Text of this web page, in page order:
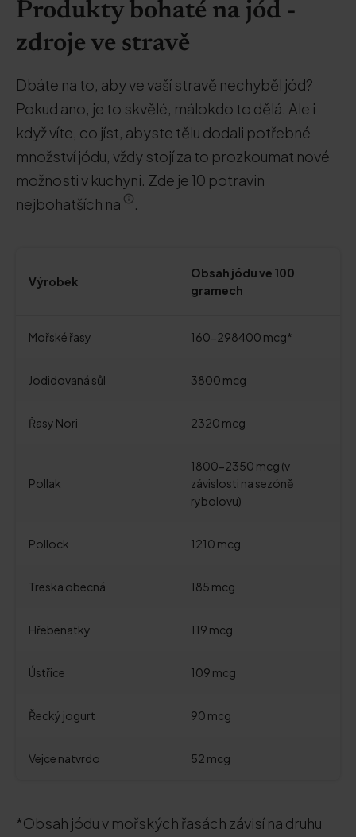
Produkty bohaté na jód -
zdroje ve stravě
Dbáte na to, aby ve vaší stravě nechyběl jód?
Pokud ano, je to skvělé, málokdo to dělá. Ale i
když víte, co jíst, abyste tělu dodali potřebné
množství jódu, vždy stojí za to prozkoumat nové
možnosti v kuchyni. Zde je 10 potravin
nejbohatších na
.
Výrobek
Obsah jódu ve 100
gramech
Mořské řasy 160-298400 mcg*
Jodidovaná sůl 3800 mcg
Řasy Nori 2320 mcg
Pollak
1800-2350 mcg (v
závislosti na sezóně
rybolovu)
Pollock 1210 mcg
Treska obecná 185 mcg
Hřebenatky 119 mcg
Ústřice 109 mcg
Řecký jogurt 90 mcg
Vejce natvrdo 52 mcg
*Obsah jódu v mořských řasách závisí na druhu